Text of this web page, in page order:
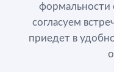
формальности
согласуем
приедет в